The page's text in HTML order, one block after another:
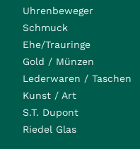
Uhrenbeweger
Schmuck
Ehe/Trauringe
Gold / Münzen
Lederwaren / Taschen
Kunst / Art
S.T. Dupont
Riedel Glas